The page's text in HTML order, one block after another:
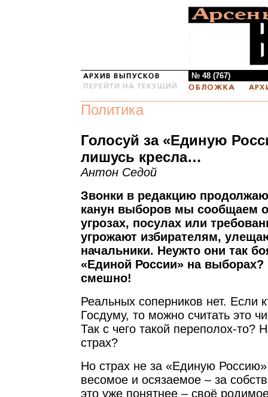
№ 48 (767)
Политика
Голосуй за «Единую
лишусь кресла…
Антон Седой
Звонки в редакцию
канун выборов мы сообщаем
угрозах, посулах или
угрожают избирателям,
начальники. Неужто они так
«Единой России» на выборах?
смешно!
Реальных соперников нет. Если
Госдуму, то можно считать это
Так с чего такой переполох-то?
страх?
Но страх не за «Единую
весомое и осязаемое – за
это уже понятнее – своё